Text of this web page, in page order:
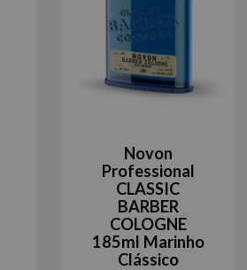
Novon
Professional
CLASSIC
BARBER
COLOGNE
185ml Marinho
Clássico